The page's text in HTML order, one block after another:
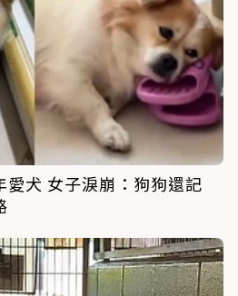
犬 女子淚崩：狗狗還記